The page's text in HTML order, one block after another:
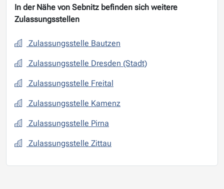
In der Nähe von Sebnitz befinden sich weitere
Zulassungsstellen
Zulassungsstelle Bautzen
Zulassungsstelle Dresden (Stadt)
Zulassungsstelle Freital
Zulassungsstelle Kamenz
Zulassungsstelle Pirna
Zulassungsstelle Zittau